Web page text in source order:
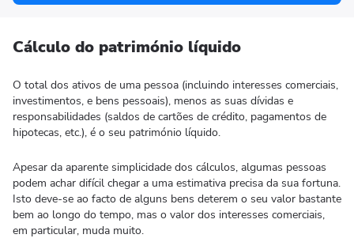
Cálculo do património líquido
O total dos ativos de uma pessoa (incluindo interesses comerciais,
investimentos, e bens pessoais), menos as suas dívidas e
responsabilidades (saldos de cartões de crédito, pagamentos de
hipotecas, etc.), é o seu património líquido.
Apesar da aparente simplicidade dos cálculos, algumas pessoas
podem achar difícil chegar a uma estimativa precisa da sua fortuna.
Isto deve-se ao facto de alguns bens deterem o seu valor bastante
bem ao longo do tempo, mas o valor dos interesses comerciais,
em particular, muda muito.